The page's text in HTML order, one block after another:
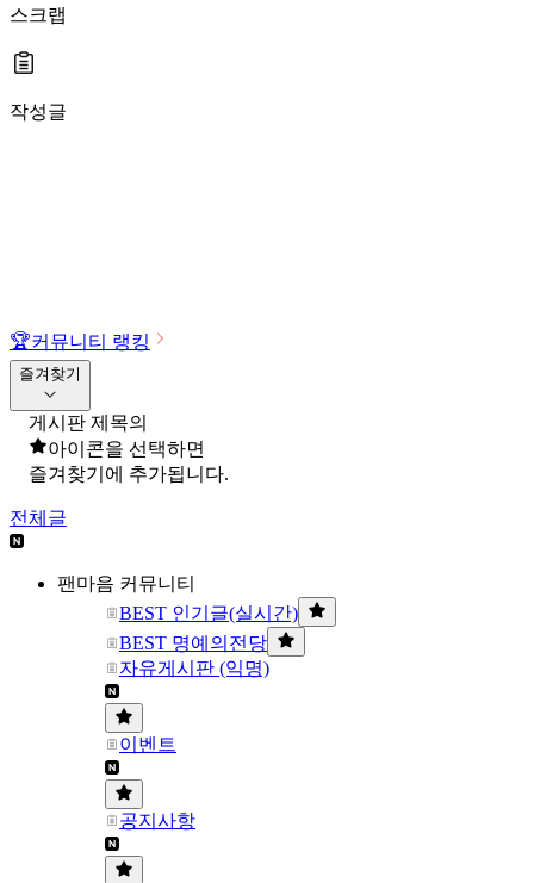
스크랩
작성글
🏆커뮤니티 랭킹
즐겨찾기
게시판 제목의
아이콘을 선택하면
즐겨찾기에 추가됩니다.
전체글
팬마음 커뮤니티
BEST 인기글(실시간)
BEST 명예의전당
자유게시판 (익명)
이벤트
공지사항